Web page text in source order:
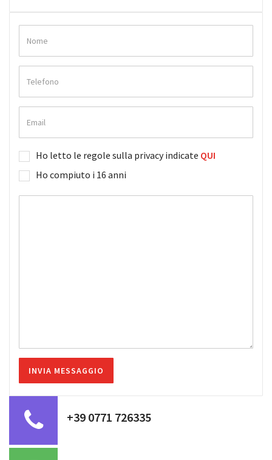
Ho letto le regole sulla privacy indicate QUI
Ho compiuto i 16 anni
+39 0771 726335